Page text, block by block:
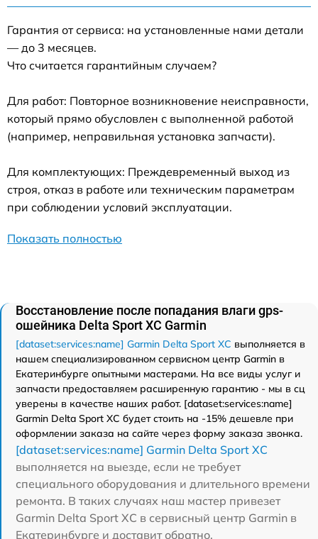
Гарантия от сервиса: на установленные нами детали
— до 3 месяцев.
Что считается гарантийным случаем?
Для работ: Повторное возникновение неисправности,
который прямо обусловлен с выполненной работой
(например, неправильная установка запчасти).
Для комплектующих: Преждевременный выход из
строя, отказ в работе или техническим параметрам
при соблюдении условий эксплуатации.
Показать полностью
Восстановление после попадания влаги gps-
ошейника Delta Sport XC Garmin
[dataset:services:name] Garmin Delta Sport XC выполняется в
нашем специализированном сервисном центр Garmin в
Екатеринбурге опытными мастерами. На все виды услуг и
запчасти предоставляем расширенную гарантию - мы в сц
уверены в качестве наших работ. [dataset:services:name]
Garmin Delta Sport XC будет стоить на -15% дешевле при
оформлении заказа на сайте через форму заказа звонка.
[dataset:services:name] Garmin Delta Sport XC
выполняется на выезде, если не требует
специального оборудования и длительного времени
ремонта. В таких случаях наш мастер привезет
Garmin Delta Sport XC в сервисный центр Garmin в
Екатеринбурге и доставит обратно.